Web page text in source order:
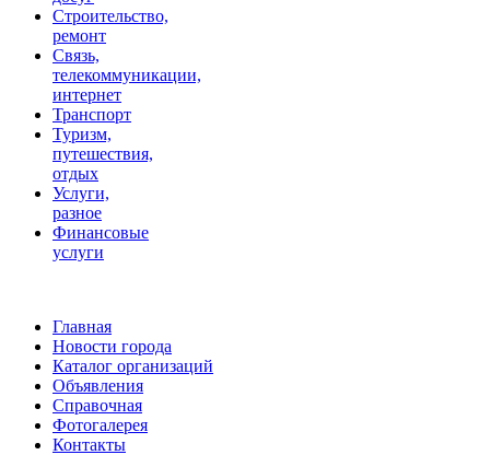
Строительство,
ремонт
Связь,
телекоммуникации,
интернет
Транспорт
Туризм,
путешествия,
отдых
Услуги,
разное
Финансовые
услуги
Главная
Новости города
Каталог организаций
Объявления
Справочная
Фотогалерея
Контакты